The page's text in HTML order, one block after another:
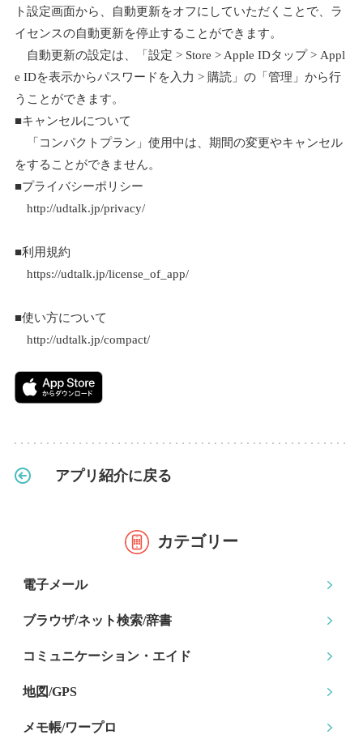
ト設定画面から、自動更新をオフにしていただくことで、ラ
イセンスの自動更新を停止することができます。
自動更新の設定は、「設定 > Store > Apple IDタップ > Appl
e IDを表示からパスワードを入力 > 購読」の「管理」から行
うことができます。
■キャンセルについて
「コンパクトプラン」使用中は、期間の変更やキャンセル
をすることができません。
■プライバシーポリシー
http://udtalk.jp/privacy/
■利用規約
https://udtalk.jp/license_of_app/
■使い方について
http://udtalk.jp/compact/
アプリ紹介に戻る
カテゴリー
電子メール
ブラウザ/ネット検索/辞書
コミュニケーション・エイド
地図/GPS
メモ帳/ワープロ